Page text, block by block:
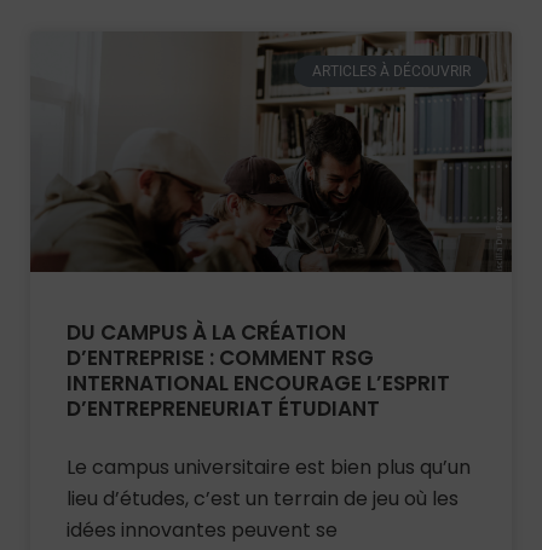
ARTICLES À DÉCOUVRIR
DU CAMPUS À LA CRÉATION
D’ENTREPRISE : COMMENT RSG
INTERNATIONAL ENCOURAGE L’ESPRIT
D’ENTREPRENEURIAT ÉTUDIANT
Le campus universitaire est bien plus qu’un
lieu d’études, c’est un terrain de jeu où les
idées innovantes peuvent se